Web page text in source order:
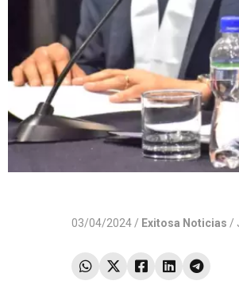
03/04/2024 / Exitosa Noticias /